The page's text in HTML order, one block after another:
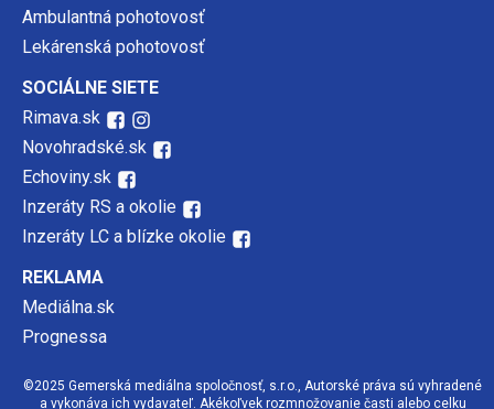
Ambulantná pohotovosť
Lekárenská pohotovosť
SOCIÁLNE SIETE
Rimava.sk
Novohradské.sk
Echoviny.sk
Inzeráty RS a okolie
Inzeráty LC a blízke okolie
REKLAMA
Mediálna.sk
Prognessa
©2025 Gemerská mediálna spoločnosť, s.r.o., Autorské práva sú vyhradené
a vykonáva ich vydavateľ. Akékoľvek rozmnožovanie časti alebo celku